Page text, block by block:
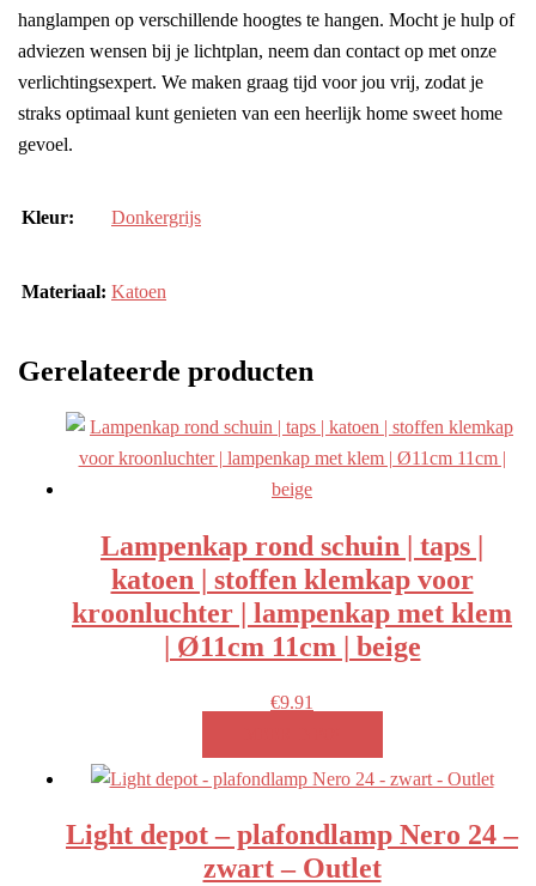
hanglampen op verschillende hoogtes te hangen. Mocht je hulp of
adviezen wensen bij je lichtplan, neem dan contact op met onze
verlichtingsexpert. We maken graag tijd voor jou vrij, zodat je
straks optimaal kunt genieten van een heerlijk home sweet home
gevoel.
Kleur: Donkergrijs
Materiaal: Katoen
Gerelateerde producten
Lampenkap rond schuin | taps |
katoen | stoffen klemkap voor
kroonluchter | lampenkap met klem
| Ø11cm 11cm | beige
€9.91
Light depot – plafondlamp Nero 24 –
zwart – Outlet